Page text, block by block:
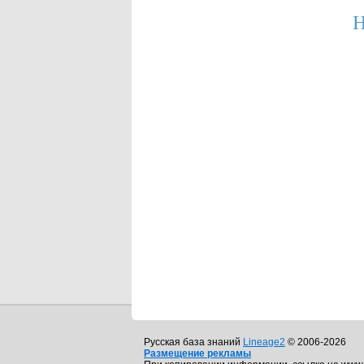
Русская база знаний Lineage2 © 2006-2026
Размещение рекламы